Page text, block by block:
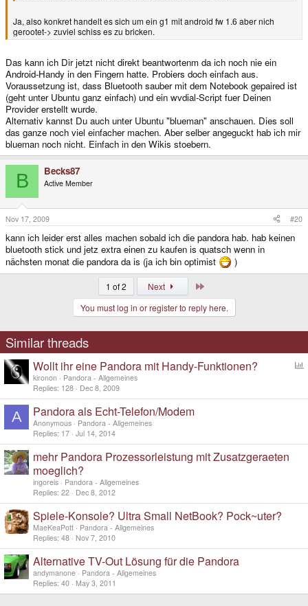
Ja, also konkret handelt es sich um ein g1 mit android fw 1.6 aber nich
gerootet-> zuviel schiss es zu bricken.
Das kann ich Dir jetzt nicht direkt beantwortenm da ich noch nie ein
Android-Handy in den Fingern hatte. Probiers doch einfach aus.
Voraussetzung ist, dass Bluetooth sauber mit dem Notebook gepaired ist
(geht unter Ubuntu ganz einfach) und ein wvdial-Script fuer Deinen
Provider erstellt wurde.
Alternativ kannst Du auch unter Ubuntu "blueman" anschauen. Dies soll
das ganze noch viel einfacher machen. Aber selber angeguckt hab ich mir
blueman noch nicht. Einfach in den Wikis stoebern.
B Becks87
Active Member
Nov 17, 2009 #20
kann ich leider erst alles machen sobald ich die pandora hab. hab keinen
bluetooth stick und jetz extra einen zu kaufen is quatsch wenn in
nächsten monat die pandora da is (ja ich bin optimist
)
1 of 2 Next
You must log in or register to reply here.
Similar threads
l
Wollt ihr eine Pandora mit Handy-Funktionen?
kironon
Pandora - Allgemeines
Replies 128 Dec 8, 2009
A Pandora als Echt-Telefon/Modem
Anonymous
Pandora - Allgemeines
Replies 17 Jul 14, 2014
mehr Pandora Prozessorleistung mit Zusatzgeraeten
moeglich?
ingoreis
Pandora - Allgemeines
Replies 22 Dec 8, 2012
Spiele-Konsole? Ultra Small NetBook? Pock~uter?
MaeKeaPott
Pandora - Allgemeines
Replies 48 Nov 7, 2010
Alternative TV-Out Lösung für die Pandora
andymanone
Pandora - Allgemeines
Replies 40 May 3, 2011